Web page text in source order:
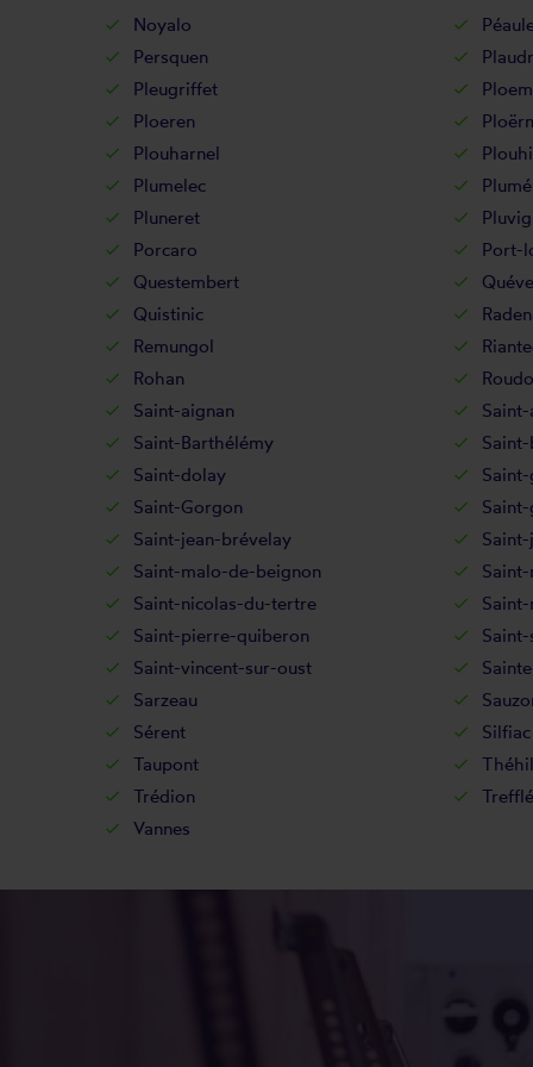
Noyalo
Persquen
Pleugriffet
Ploeren
Plouharnel
Plumelec
Pluneret
Porcaro
Port-
Questembert
Quistinic
Remungol
Rohan
Saint-aignan
Saint-Barthélémy
Saint-dolay
Saint-Gorgon
Saint-jean-brévelay
Saint-malo-de-beignon
Saint-nicolas-du-tertre
Saint-pierre-quiberon
Saint-vincent-sur-oust
Sarzeau
Sérent
Silfiac
Taupont
Trédion
Vannes